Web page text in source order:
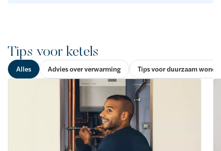
Tips voor ketels
Alles Advies over verwarming Tips voor duurzaam wonen